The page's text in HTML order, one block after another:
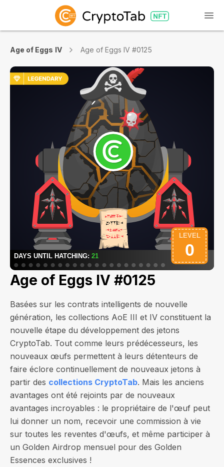
Age of Eggs IV Age of Eggs IV #0125
Age of Eggs IV #0125
Basées sur les contrats intelligents de nouvelle
génération, les collections AoE III et IV constituent la
nouvelle étape du développement des jetons
CryptoTab. Tout comme leurs prédécesseurs, les
nouveaux œufs permettent à leurs détenteurs de
faire éclore continuellement de nouveaux jetons à
partir des collections CryptoTab. Mais les anciens
avantages ont été rejoints par de nouveaux
avantages incroyables : le propriétaire de l'œuf peut
lui donner un nom, recevoir une commission à vie
sur toutes les reventes d'œufs, et même participer à
un Golden Airdrop mensuel pour des Golden
Essences exclusives !